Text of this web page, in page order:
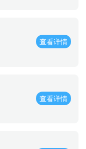
查看详情
查看详情